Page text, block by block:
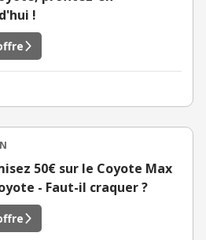
!
50€ sur le Coyote Max
- Faut-il craquer ?